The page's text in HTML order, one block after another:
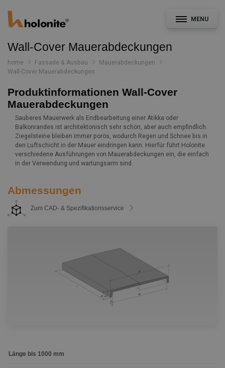
MENU
Allgemein
Fassade & Ausbau
CAD- und Leistungsverzeichnisservice
Konstruktionsdetails
Nachrichten
Projekte
Wall-Cover Mauerabdeckungen
home Fassade & Ausbau
Mauerabdeckungen
Wall-Cover Mauerabdeckungen
Produktinformationen Wall-Cover
Mauerabdeckungen
Sauberes Mauerwerk als Endbearbeitung einer Atikka oder
Balkonrandes ist architektonisch sehr schön, aber auch empfindlich.
Ziegelsteine bleiben immer porös, wodurch Regen und Schnee bis in
den Luftschicht in der Mauer eindringen kann. Hierfür führt Holonite
verschiedene Ausführungen von Mauerabdeckungen ein, die einfach
in der Verwendung und wartungsarm sind.
Abmessungen
Zum CAD- & Spezifikationsservice
Länge bis 1000 mm